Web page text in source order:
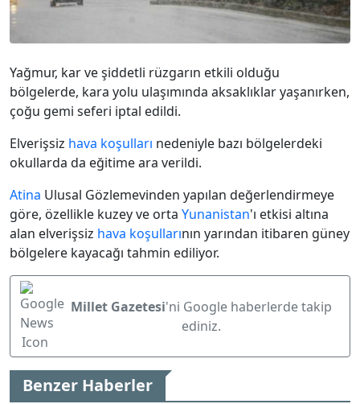
Yağmur, kar ve şiddetli rüzgarın etkili olduğu
bölgelerde, kara yolu ulaşımında aksaklıklar yaşanırken,
çoğu gemi seferi iptal edildi.
Elverişsiz hava koşulları nedeniyle bazı bölgelerdeki
okullarda da eğitime ara verildi.
Atina Ulusal Gözlemevinden yapılan değerlendirmeye
göre, özellikle kuzey ve orta Yunanistan'ı etkisi altına
alan elverişsiz hava koşullarının yarından itibaren güney
bölgelere kayacağı tahmin ediliyor.
Millet Gazetesi'ni Google haberlerde takip
ediniz.
Benzer Haberler